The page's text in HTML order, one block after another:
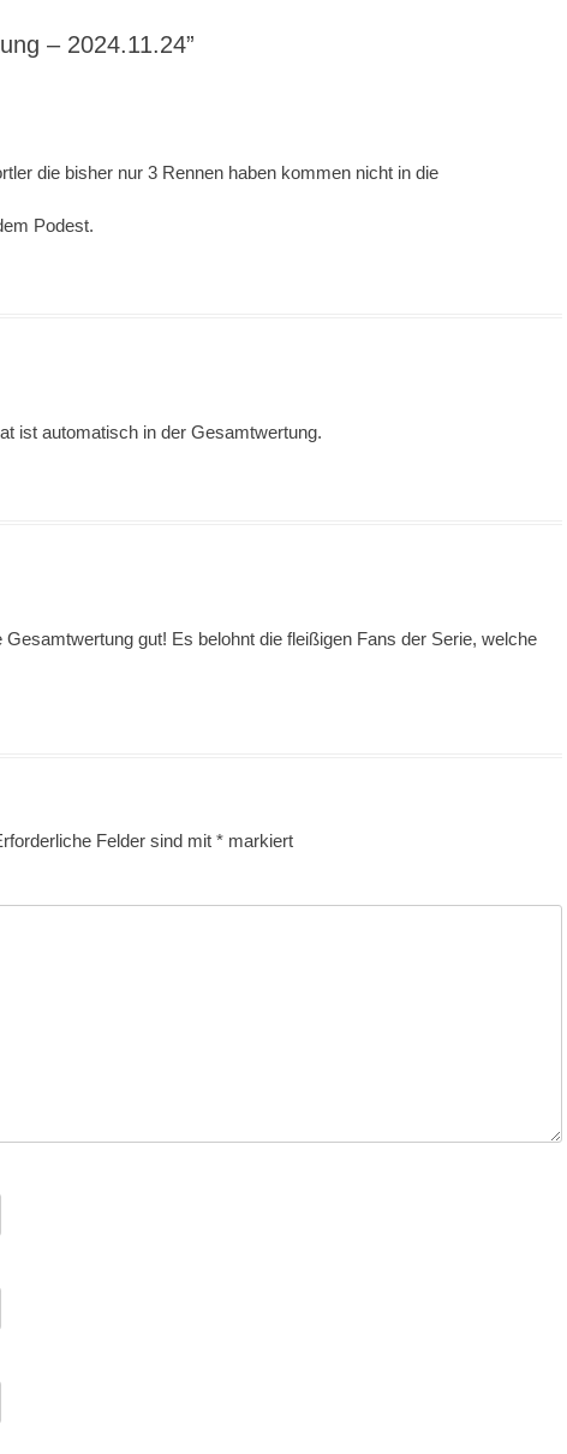
– 2024.11.24”
die bisher nur 3 Rennen haben kommen nicht in die
Podest.
ist automatisch in der Gesamtwertung.
gut! Es belohnt die fleißigen Fans der Serie, welche
Felder sind mit * markiert